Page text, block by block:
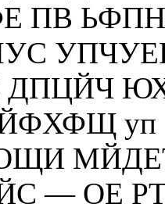
ПВ
ДПЦЙЧ
— ОЕ